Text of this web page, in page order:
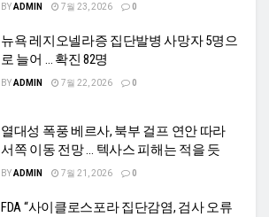
BYADMIN 7월 23, 2026 0
뉴욕 레지오넬라증 집단발병 사망자 5명으
로 늘어 … 확진 82명
BYADMIN 7월 22, 2026 0
열대성 폭풍 베르사, 북부 걸프 연안 따라
서쪽 이동 전망 … 텍사스 피해는 적을 듯
BYADMIN 7월 21, 2026 0
FDA “사이클로스포라 집단감염, 검사 오류